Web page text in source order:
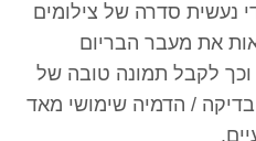
נעשית סדרה של צילומים
את מעבר הבריום
לקבל תמונה טובה של
/ הדמיה שימושי מאד